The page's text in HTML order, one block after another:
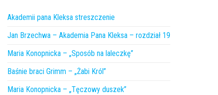
Akademii pana Kleksa streszczenie
Jan Brzechwa – Akademia Pana Kleksa – rozdział 19
Maria Konopnicka – „Sposób na laleczkę”
Baśnie braci Grimm – „Żabi Król”
Maria Konopnicka – „Tęczowy duszek”